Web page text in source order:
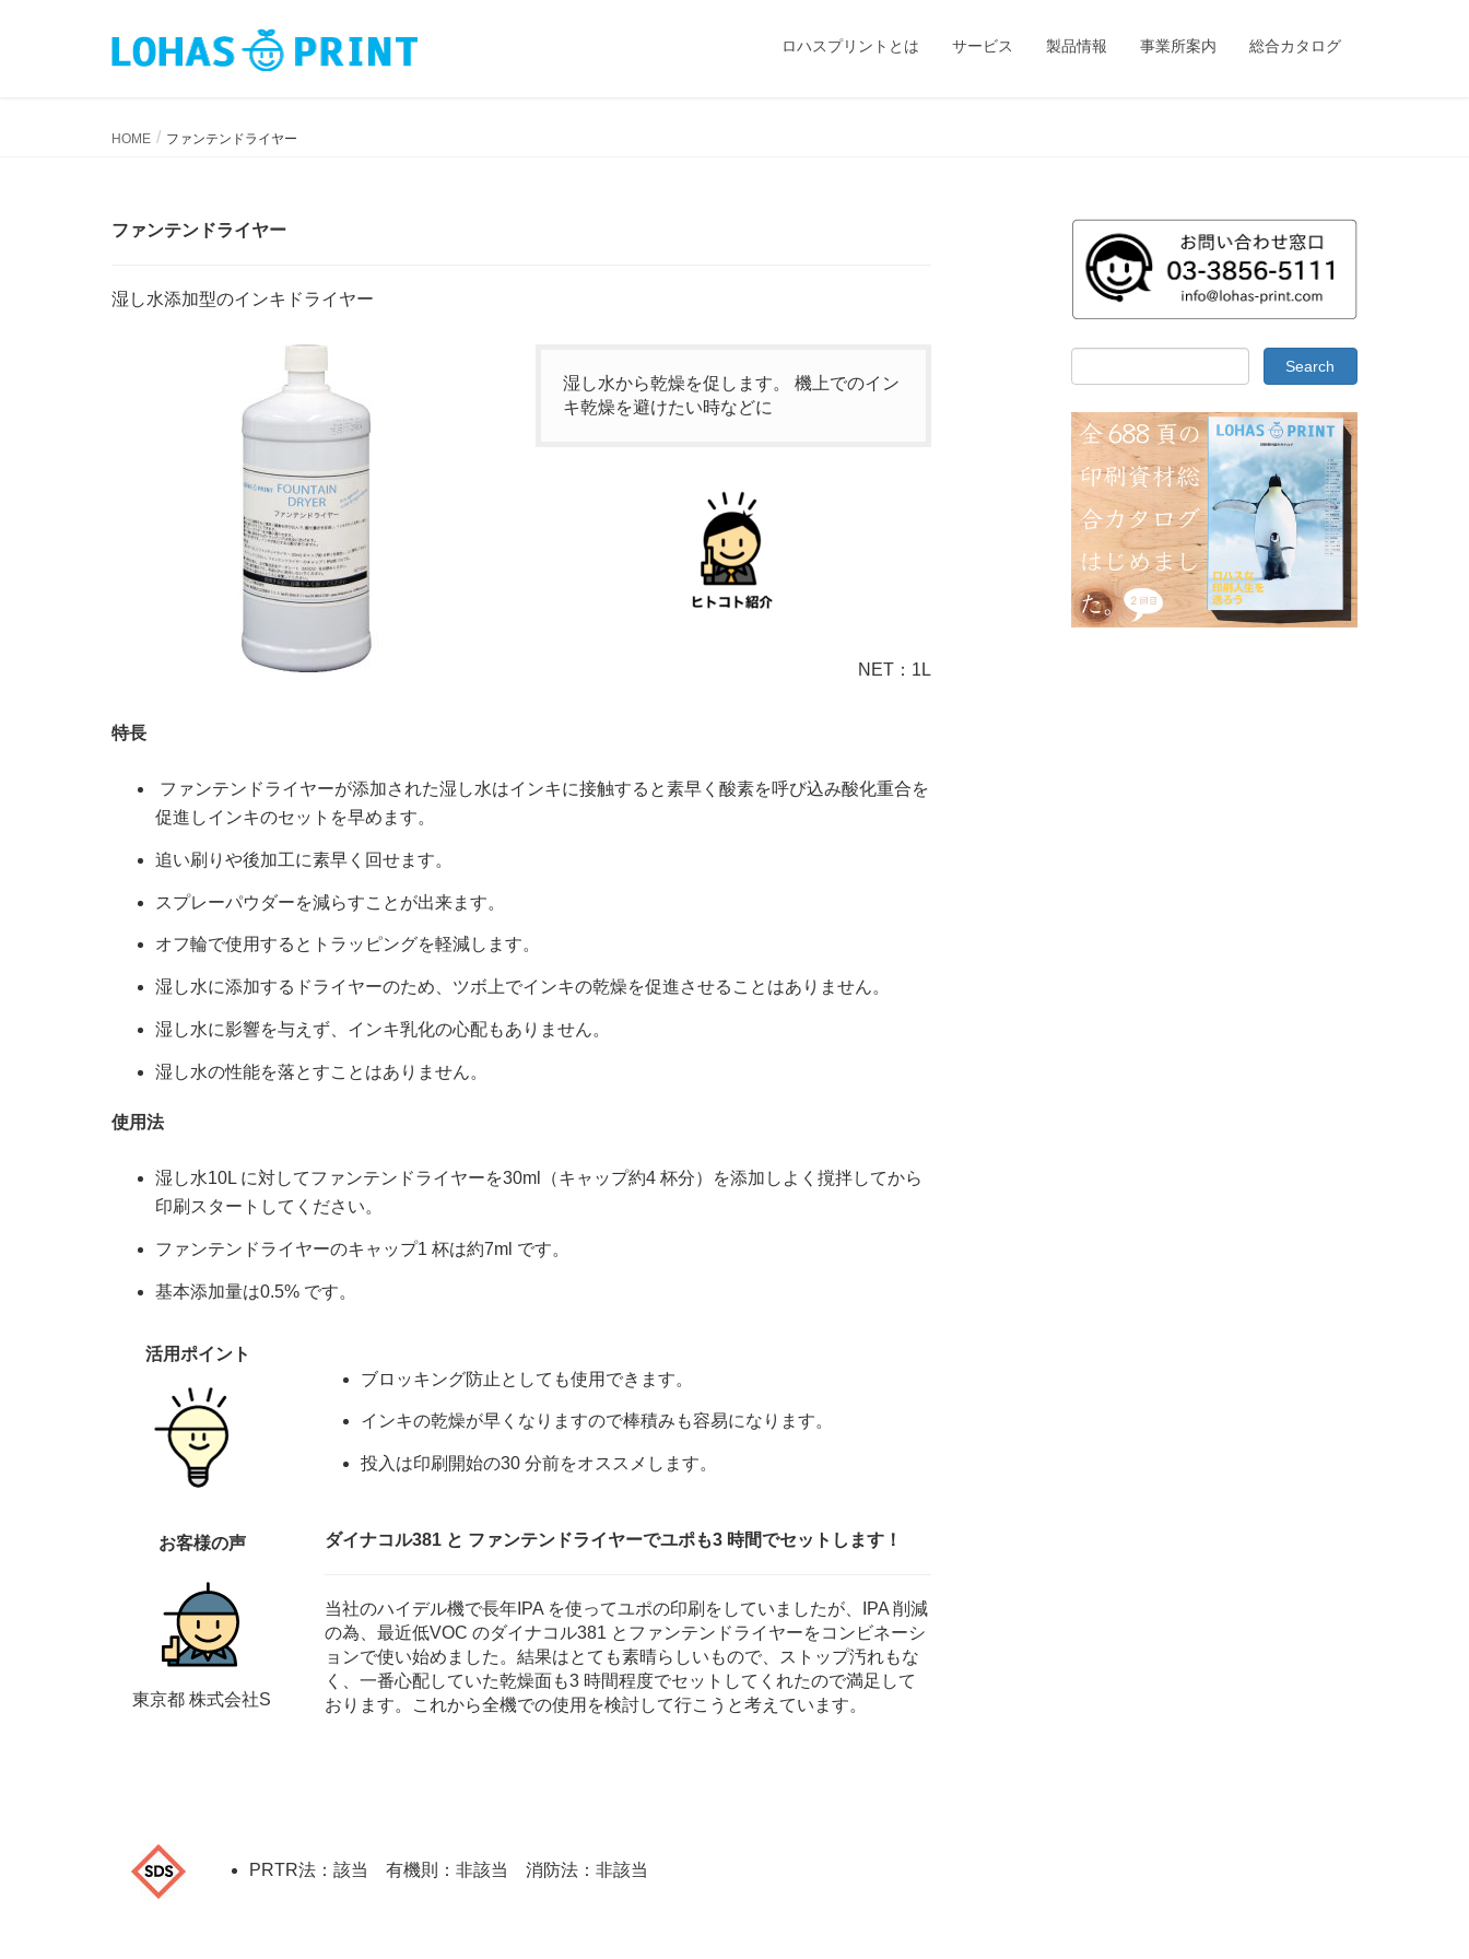
ロハスプリントとは サービス 製品情報 事業所案内 総合カタログ
HOME ファンテンドライヤー
ファンテンドライヤー
湿し水添加型のインキドライヤー
湿し水から乾燥を促します。 機上でのイン
キ乾燥を避けたい時などに
NET：1L
特長
ファンテンドライヤーが添加された湿し水はインキに接触すると素早く酸素を呼び込み酸化重合を
促進しインキのセットを早めます。
追い刷りや後加工に素早く回せます。
スプレーパウダーを減らすことが出来ます。
オフ輪で使用するとトラッピングを軽減します。
湿し水に添加するドライヤーのため、ツボ上でインキの乾燥を促進させることはありません。
湿し水に影響を与えず、インキ乳化の心配もありません。
湿し水の性能を落とすことはありません。
使用法
湿し水10L に対してファンテンドライヤーを30ml（キャップ約4 杯分）を添加しよく撹拌してから
印刷スタートしてください。
ファンテンドライヤーのキャップ1 杯は約7ml です。
基本添加量は0.5% です。
活用ポイント
ブロッキング防止としても使用できます。
インキの乾燥が早くなりますので棒積みも容易になります。
投入は印刷開始の30 分前をオススメします。
お客様の声
東京都 株式会社S
ダイナコル381 と ファンテンドライヤーでユポも3 時間でセットします！
当社のハイデル機で長年IPA を使ってユポの印刷をしていましたが、IPA 削減
の為、最近低VOC のダイナコル381 とファンテンドライヤーをコンビネーシ
ョンで使い始めました。結果はとても素晴らしいもので、ストップ汚れもな
く、一番心配していた乾燥面も3 時間程度でセットしてくれたので満足して
おります。これから全機での使用を検討して行こうと考えています。
PRTR法：該当 有機則：非該当 消防法：非該当